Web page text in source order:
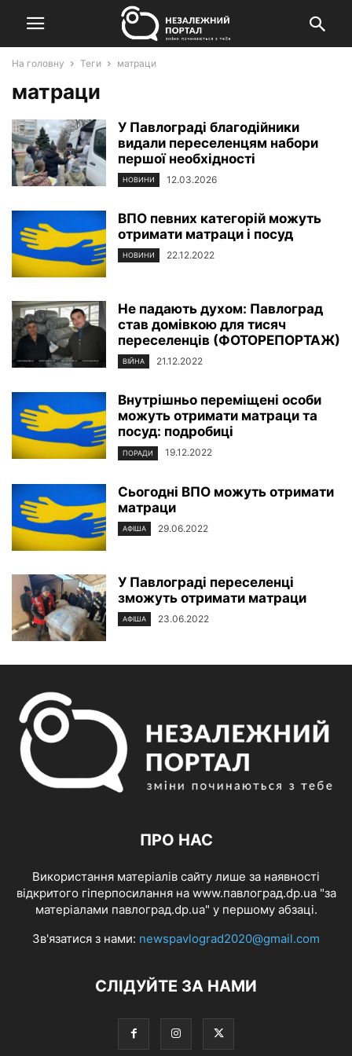
На головну Теги матраци
матраци
У Павлограді благодійники
видали переселенцям набори
першої необхідності
НОВИНИ 12.03.2026
ВПО певних категорій можуть
отримати матраци і посуд
НОВИНИ 22.12.2022
Не падають духом: Павлоград
став домівкою для тисяч
переселенців (ФОТОРЕПОРТАЖ)
ВІЙНА 21.12.2022
Внутрішньо переміщені особи
можуть отримати матраци та
посуд: подробиці
ПОРАДИ 19.12.2022
Сьогодні ВПО можуть отримати
матраци
АФІША 29.06.2022
У Павлограді переселенці
зможуть отримати матраци
АФІША 23.06.2022
ПРО НАС
Використання матеріалів сайту лише за наявності
відкритого гіперпосилання на www.павлоград.dp.ua "за
матеріалами павлоград.dp.ua" у першому абзаці.
Зв'язатися з нами: newspavlograd2020@gmail.com
СЛІДУЙТЕ ЗА НАМИ